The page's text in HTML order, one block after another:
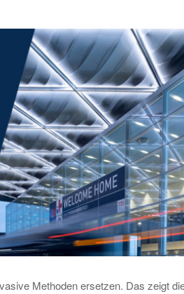
Methoden ersetzen. Das zeigt